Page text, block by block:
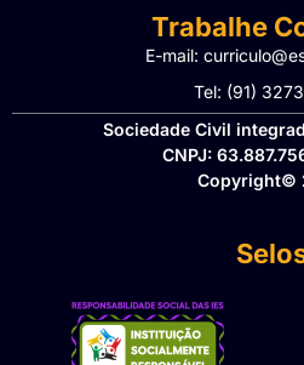
Trabalhe
E-mail:
Tel: (91)
Sociedade Civil
CNPJ:
Copyright©